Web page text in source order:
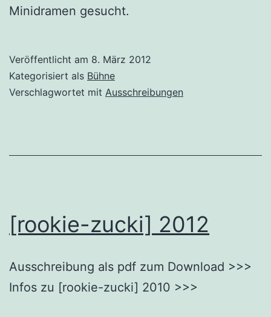
Minidramen gesucht.
Veröffentlicht am 8. März 2012
Kategorisiert als Bühne
Verschlagwortet mit Ausschreibungen
[rookie-zucki] 2012
Ausschreibung als pdf zum Download >>>
Infos zu [rookie-zucki] 2010 >>>